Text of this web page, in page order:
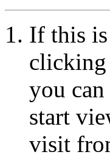
If this
clicking
you
start
visit